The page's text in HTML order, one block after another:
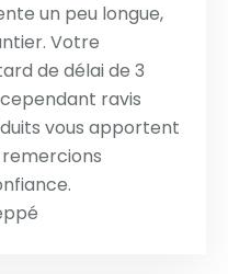
un peu longue,
Votre
de délai de 3
ravis
vous apportent